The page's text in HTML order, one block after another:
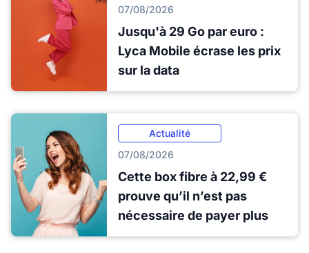
07/08/2026
Jusqu'à 29 Go par euro :
Lyca Mobile écrase les prix
sur la data
Actualité
07/08/2026
Cette box fibre à 22,99 €
prouve qu’il n’est pas
nécessaire de payer plus